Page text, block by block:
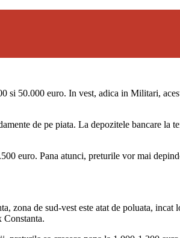
si 50.000 euro. In vest, adica in Militari,
de pe piata. La depozitele bancare la
euro. Pana atunci, preturile vor mai
zona de sud-vest este atat de poluata,
Constanta.